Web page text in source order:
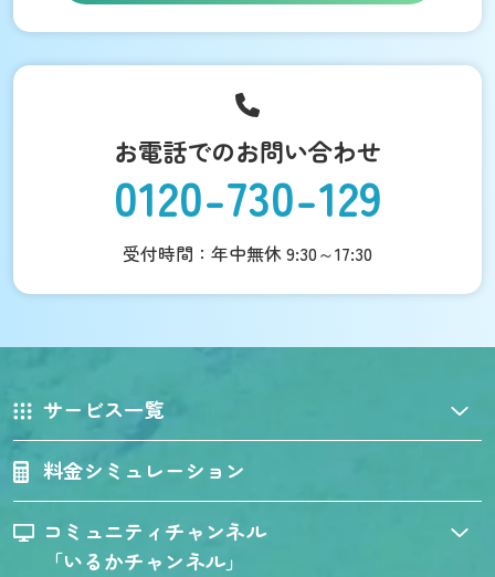
お電話でのお問い合わせ
0120-730-129
受付時間：年中無休 9:30～17:30
サービス一覧
料金シミュレーション
コミュニティチャンネル
「いるかチャンネル」